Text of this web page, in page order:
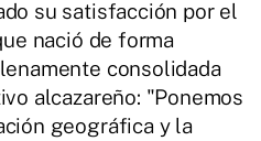
su satisfacción por el
nació de forma
consolidada
alcazareño: "Ponemos
geográfica y la